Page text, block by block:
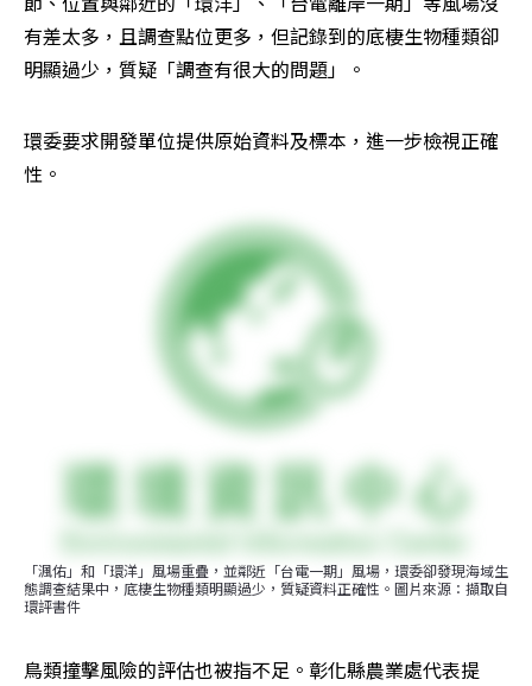
有差太多，且調查點位更多，但記錄到的底棲生物種類卻
明顯過少，質疑「調查有很大的問題」。
環委要求開發單位提供原始資料及標本，進一步檢視正確
性。
「渢佑」和「環洋」風場重疊，並鄰近「台電一期」風場，環委卻發現海域生
態調查結果中，底棲生物種類明顯過少，質疑資料正確性。圖片來源：擷取自
環評書件
鳥類撞擊風險的評估也被指不足。彰化縣農業處代表提